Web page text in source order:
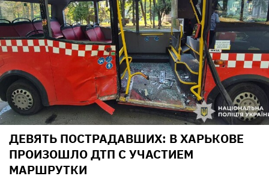
ДЕВЯТЬ ПОСТРАДАВШИХ: В ХАРЬКОВЕ
ПРОИЗОШЛО ДТП С УЧАСТИЕМ
МАРШРУТКИ